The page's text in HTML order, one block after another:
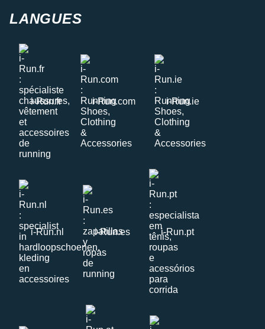
LANGUES
i-Run.fr i-Run.com i-Run.ie
i-Run.nl i-Run.es i-Run.pt